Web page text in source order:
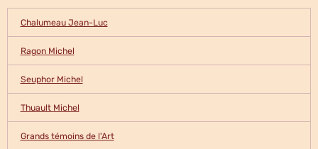
Chalumeau Jean-Luc
Ragon Michel
Seuphor Michel
Thuault Michel
Grands témoins de l'Art